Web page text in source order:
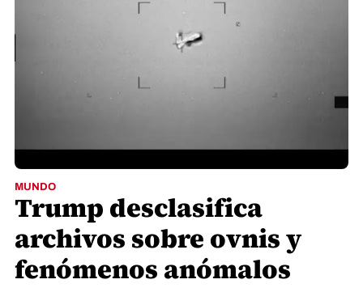
MUNDO
Trump desclasifica
archivos sobre ovnis y
fenómenos anómalos